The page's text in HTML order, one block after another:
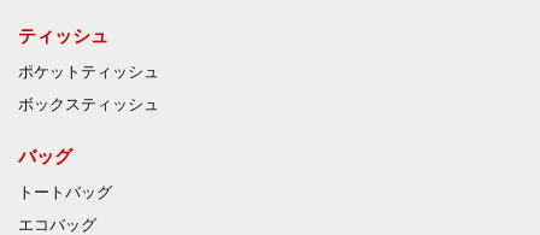
ティッシュ
ポケットティッシュ
ボックスティッシュ
バッグ
トートバッグ
エコバッグ